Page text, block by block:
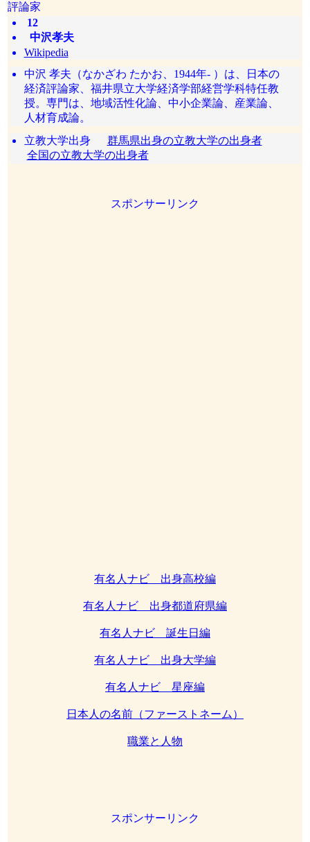
評論家
12
中沢孝夫
Wikipedia
中沢 孝夫（なかざわ たかお、1944年- ）は、日本の
経済評論家、福井県立大学経済学部経営学科特任教
授。専門は、地域活性化論、中小企業論、産業論、
人材育成論。
立教大学出身 群馬県出身の立教大学の出身者
全国の立教大学の出身者
スポンサーリンク
有名人ナビ 出身高校編
有名人ナビ 出身都道府県編
有名人ナビ 誕生日編
有名人ナビ 出身大学編
有名人ナビ 星座編
日本人の名前（ファーストネーム）
職業と人物
スポンサーリンク